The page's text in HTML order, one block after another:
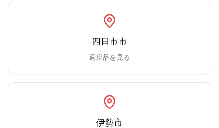
四日市市
返戻品を見る
伊勢市